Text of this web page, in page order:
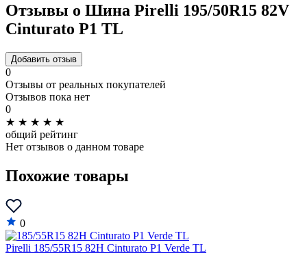
Отзывы о Шина Pirelli 195/50R15 82V
Cinturato P1 TL
Добавить отзыв
0
Отзывы от реальных покупателей
Отзывов пока нет
0
★ ★ ★ ★ ★
общий рейтинг
Нет отзывов о данном товаре
Похожие товары
0
Pirelli 185/55R15 82H Cinturato P1 Verde TL